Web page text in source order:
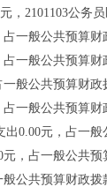
，2101103公务
一般公共预算
一般公共预算
般公共预算财政
一般公共预算
0.00元，占一
，占一般公共
公共预算财政拨